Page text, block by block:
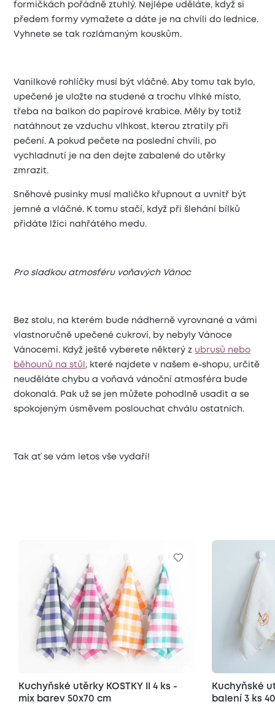
formičkách pořádně ztuhlý. Nejlépe uděláte, když si
předem formy vymažete a dáte je na chvíli do lednice.
Vyhnete se tak rozlámaným kouskům.
Vanilkové rohlíčky musí být vláčné. Aby tomu tak bylo,
upečené je uložte na studené a trochu vlhké místo,
třeba na balkon do papírové krabice. Měly by totiž
natáhnout ze vzduchu vlhkost, kterou ztratily při
pečení. A pokud pečete na poslední chvíli, po
vychladnutí je na den dejte zabalené do utěrky
zmrazit.
Sněhové pusinky musí maličko křupnout a uvnitř být
jemné a vláčné. K tomu stačí, když při šlehání bílků
přidáte lžíci nahřátého medu.
Pro sladkou atmosféru voňavých Vánoc
Bez stolu, na kterém bude nádherně vyrovnané a vámi
vlastnoručně upečené cukroví, by nebyly Vánoce
Vánocemi. Když ještě vyberete některý z ubrusů nebo
běhounů na stůl , které najdete v našem e-shopu, určitě
neuděláte chybu a voňavá vánoční atmosféra bude
dokonalá. Pak už se jen můžete pohodlně usadit a se
spokojeným úsměvem poslouchat chválu ostatních.
Tak ať se vám letos vše vydaří!
Kuchyňské utěrky KOSTKY II 4 ks -
mix barev 50x70 cm
Kuchyňské
balení 3 ks